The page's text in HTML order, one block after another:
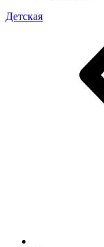
Детская